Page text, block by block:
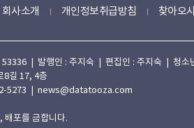
회사소개 개인정보취급방침 찾아오
| 발행인 : 주지숙 | 편집인 : 주지숙 | 청
8길 17, 4층
5273 | news@datatooza.com
배포를 금합니다.